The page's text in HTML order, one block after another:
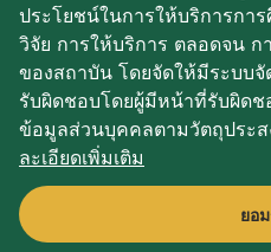
บันทึก
2019 King Prajadhipok's
Commemorating
ประโยชน์ในการให้บริการกา
วิจัย การให้บริการ ตลอดจน
ของสถาบัน โดยจัดให้มีระบบ
รับผิดชอบโดยผู้มีหน้าที่รับผิดช
ข้อมูลส่วนบุคคลตามวัตถุประส
ละเอียดเพิ่มเติม
ยอ